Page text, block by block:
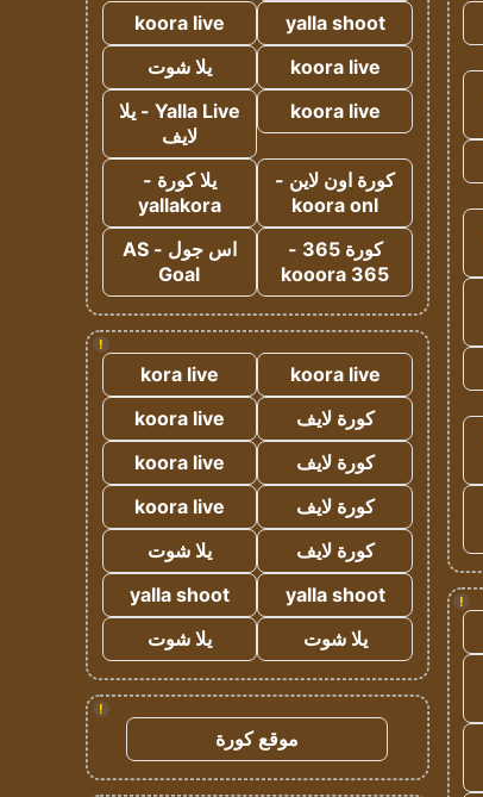
!
yalla shoot
koora live
koora live
يلا شوت
koora live
Yalla Live - يلا
لايف
كورة اون لاين -
koora onl
يلا كورة -
yallakora
كورة 365 -
kooora 365
اس جول - AS
Goal
!
koora live
kora live
كورة لايف
koora live
كورة لايف
koora live
كورة لايف
koora live
كورة لايف
يلا شوت
yalla shoot
yalla shoot
يلا شوت
يلا شوت
!
موقع كورة